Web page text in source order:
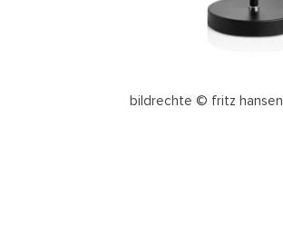
bildrechte © fritz hansen